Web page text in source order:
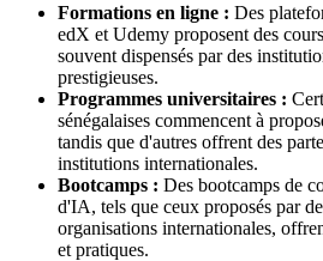
Formations en ligne : Des
edX et Udemy proposent des
souvent dispensés par des
prestigieuses.
Programmes universitaires :
sénégalaises commencent à
tandis que d'autres offrent des
institutions internationales.
Bootcamps : Des bootcamps de
d'IA, tels que ceux proposés par
organisations internationales,
et pratiques.